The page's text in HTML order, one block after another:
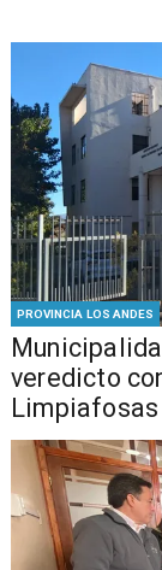
PROVINCIA LOS ANDES
veredicto
Limpiafosas